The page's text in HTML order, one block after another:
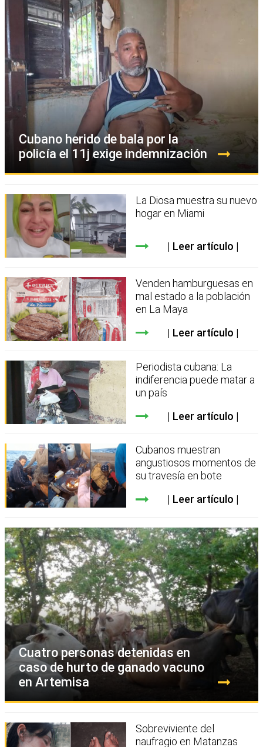
Cubano herido de bala por la
policía el 11j exige indemnización
La Diosa muestra su nuevo
hogar en Miami
Leer artículo
Venden hamburguesas en
mal estado a la población
en La Maya
Leer artículo
Periodista cubana: La
indiferencia puede matar a
un país
Leer artículo
Cubanos muestran
angustiosos momentos de
su travesía en bote
Leer artículo
Cuatro personas detenidas en
caso de hurto de ganado vacuno
en Artemisa
Sobreviviente del
naufragio en Matanzas